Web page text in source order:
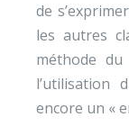
de
les autres
méthode du
l’utilisation
encore un «